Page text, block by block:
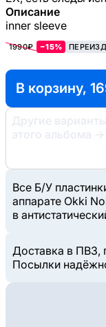
Описание
inner sleeve
1990₽ −15%
В корзину,
Другие варианты
этого альбома
→
Все Б/У
аппарате Okki
в
Доставка в ПВЗ,
Посылки